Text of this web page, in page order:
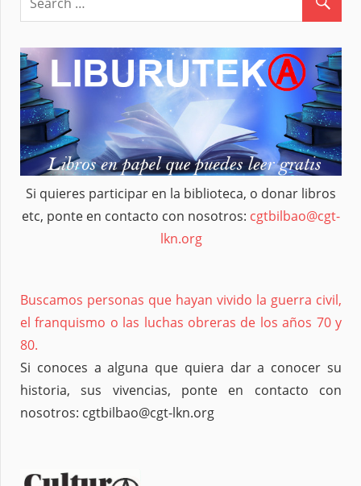
Si quieres participar en la biblioteca, o donar libros
etc, ponte en contacto con nosotros: cgtbilbao@cgt-
lkn.org
Buscamos personas que hayan vivido la guerra civil,
el franquismo o las luchas obreras de los años 70 y
80.
Si conoces a alguna que quiera dar a conocer su
historia, sus vivencias, ponte en contacto con
nosotros: cgtbilbao@cgt-lkn.org